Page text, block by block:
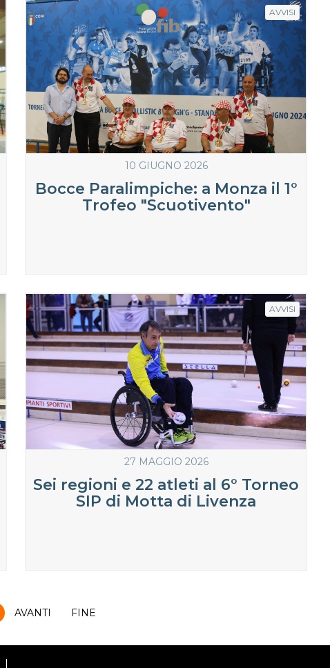
10 GIUGNO 2026
Bocce Paralimpiche: a Monza il 1°
Trofeo "Scuotivento"
AVVISI
27 MAGGIO 2026
Sei regioni e 22 atleti al 6° Torneo
SIP di Motta di Livenza
AVVISI
AVANTI FINE